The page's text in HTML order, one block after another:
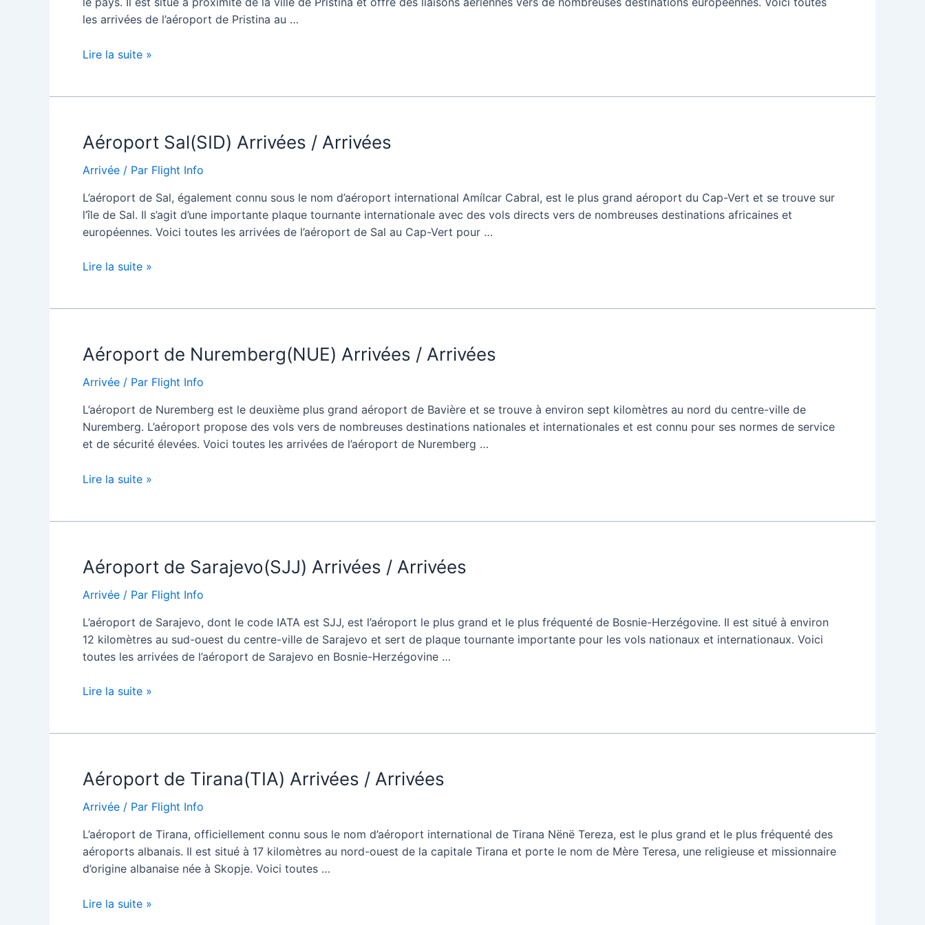
les arrivées de l’aéroport de Pristina au …
Aéroport
Arrangements
Lire la suite »
Aéroport Sal(SID) Arrivées / Arrivées
Arrivée / Par Flight Info
L’aéroport de Sal, également connu sous le nom d’aéroport international Amílcar Cabral, est le plus grand aéroport du Cap-Vert et se trouve sur
l’île de Sal. Il s’agit d’une importante plaque tournante internationale avec des vols directs vers de nombreuses destinations africaines et
européennes. Voici toutes les arrivées de l’aéroport de Sal au Cap-Vert pour …
Aéroport
Lire la suite »
Aéroport de Nuremberg(NUE) Arrivées / Arrivées
Arrivée / Par Flight Info
L’aéroport de Nuremberg est le deuxième plus grand aéroport de Bavière et se trouve à environ sept kilomètres au nord du centre-ville de
Nuremberg. L’aéroport propose des vols vers de nombreuses destinations nationales et internationales et est connu pour ses normes de service
et de sécurité élevées. Voici toutes les arrivées de l’aéroport de Nuremberg …
Aéroport
Arrivées
Lire la suite »
Aéroport de Sarajevo(SJJ) Arrivées / Arrivées
Arrivée / Par Flight Info
L’aéroport de Sarajevo, dont le code IATA est SJJ, est l’aéroport le plus grand et le plus fréquenté de Bosnie-Herzégovine. Il est situé à environ
12 kilomètres au sud-ouest du centre-ville de Sarajevo et sert de plaque tournante importante pour les vols nationaux et internationaux. Voici
toutes les arrivées de l’aéroport de Sarajevo en Bosnie-Herzégovine …
Aéroport
Arrivées
Lire la suite »
Aéroport de Tirana(TIA) Arrivées / Arrivées
Arrivée / Par Flight Info
L’aéroport de Tirana, officiellement connu sous le nom d’aéroport international de Tirana Nënë Tereza, est le plus grand et le plus fréquenté des
aéroports albanais. Il est situé à 17 kilomètres au nord-ouest de la capitale Tirana et porte le nom de Mère Teresa, une religieuse et missionnaire
d’origine albanaise née à Skopje. Voici toutes …
Aéroport
Lire la suite »